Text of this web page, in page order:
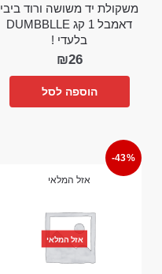
משקולת יד משושה ורוד ביבי
דאמבל 1 קג DUMBBLLE
בלעדי !
₪26
הוספה לסל
-43%
אזל המלאי
אזל המלאי